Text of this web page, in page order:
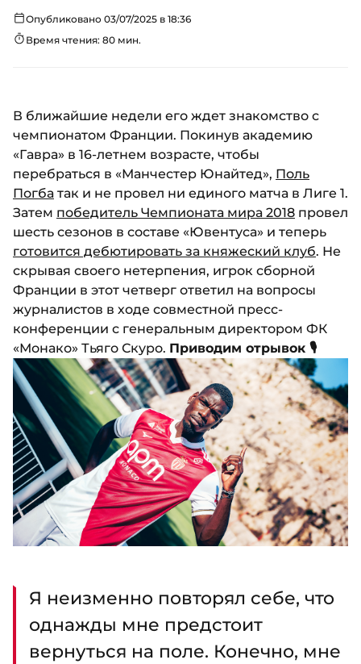
Опубликовано 03/07/2025 в 18:36
Время чтения: 80 мин.
В ближайшие недели его ждет знакомство с
чемпионатом Франции. Покинув академию
«Гавра» в 16-летнем возрасте, чтобы
перебраться в «Манчестер Юнайтед», Поль
Погба так и не провел ни единого матча в Лиге 1.
Затем победитель Чемпионата мира 2018 провел
шесть сезонов в составе «Ювентуса» и теперь
готовится дебютировать за княжеский клуб. Не
скрывая своего нетерпения, игрок сборной
Франции в этот четверг ответил на вопросы
журналистов в ходе совместной пресс-
конференции с генеральным директором ФК
«Монако» Тьяго Скуро. Приводим отрывок 🎙️
Я неизменно повторял себе, что
однажды мне предстоит
вернуться на поле. Конечно, мне